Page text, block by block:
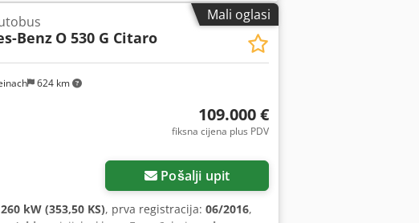
Mali oglasi
624 km
Benz O 530 G Citaro
109.000 €
fiksna cijena plus PDV
Pošalji upit
260 kW (353,50 KS), prva registracija: 06/2016,